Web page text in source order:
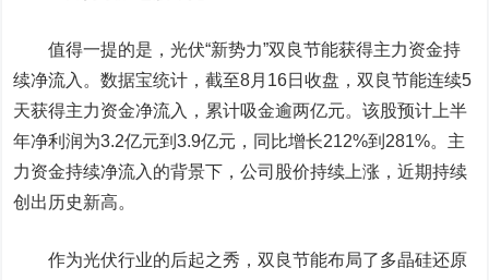
值得一提的是，光伏“新势力”双良节能获得主力资金持
续净流入。数据宝统计，截至8月16日收盘，双良节能连续5
天获得主力资金净流入，累计吸金逾两亿元。该股预计上半
年净利润为3.2亿元到3.9亿元，同比增长212%到281%。主
力资金持续净流入的背景下，公司股价持续上涨，近期持续
创出历史新高。
作为光伏行业的后起之秀，双良节能布局了多晶硅还原